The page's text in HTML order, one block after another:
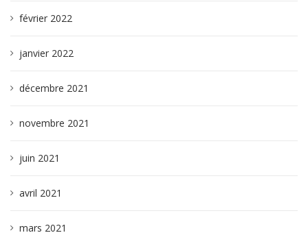
février 2022
janvier 2022
décembre 2021
novembre 2021
juin 2021
avril 2021
mars 2021